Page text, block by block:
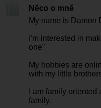
Něco o mně
My name is Damon
I'm interested in
one"
My hobbies are
with my little
I am family
family.